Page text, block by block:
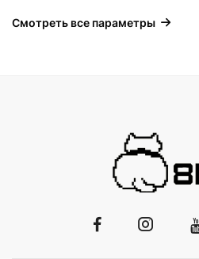
Смотреть все параметры